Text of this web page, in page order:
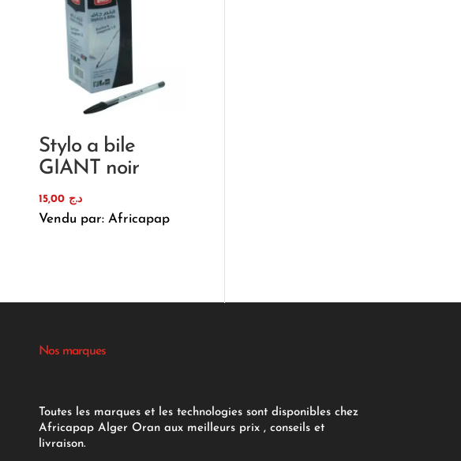
Stylo a bile
GIANT noir
د.ج
Vendu par: Africapap
Nos marques
Toutes les marques et les technologies sont disponibles chez
Africapap Alger Oran aux meilleurs prix , conseils et
livraison.